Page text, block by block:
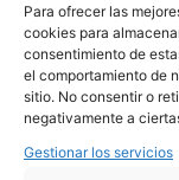
Para ofrecer las
cookies para
consentimiento de
el comportamiento de
sitio. No consentir o
negativamente a
Gestionar los servicios
Adquirir
Add To